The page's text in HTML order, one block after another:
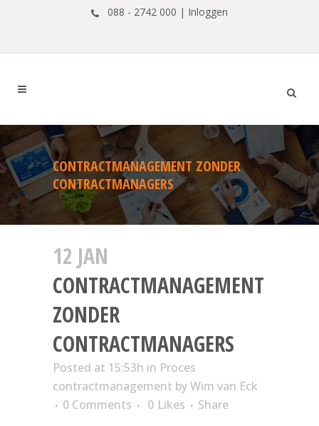
088 - 2742 000 | Inloggen
CONTRACTMANAGEMENT ZONDER
CONTRACTMANAGERS
12 JAN
CONTRACTMANAGEMENT
ZONDER
CONTRACTMANAGERS
Posted at 15:53h in Proces
contractmanagement byWim van Eck
0 Comments
0 Likes
Share